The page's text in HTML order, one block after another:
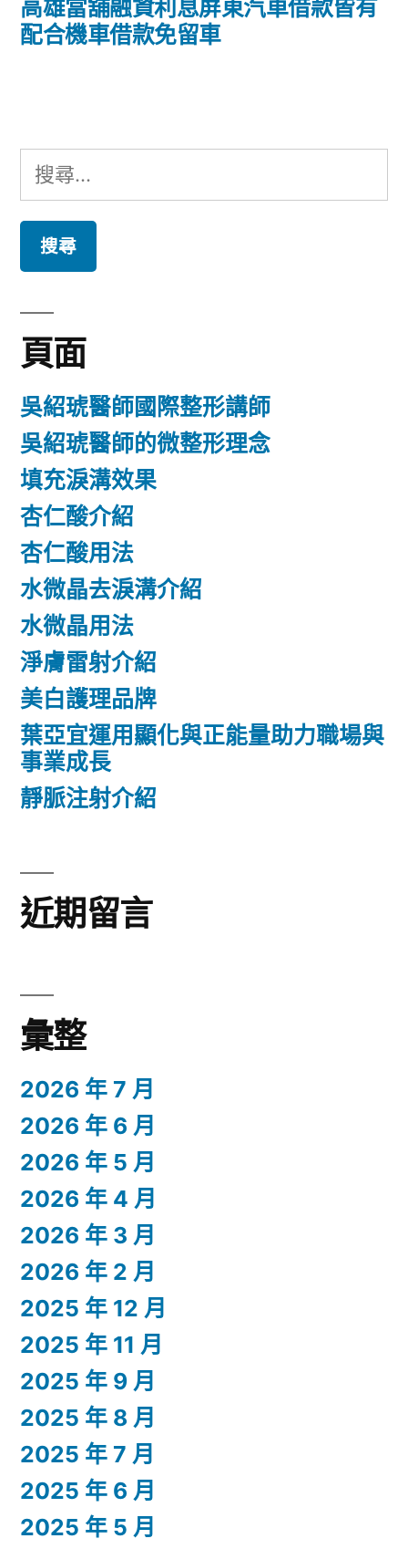
覽
一
篇
高雄當舖融資利息屏東汽車借款皆有
配合機車借款免留車
搜
尋
鍵
字:
頁面
吳紹琥醫師國際整形講師
吳紹琥醫師的微整形理念
填充淚溝效果
杏仁酸介紹
杏仁酸用法
水微晶去淚溝介紹
水微晶用法
淨膚雷射介紹
美白護理品牌
葉亞宜運用顯化與正能量助力職場與
事業成長
靜脈注射介紹
近期留言
彙整
2026 年 7 月
2026 年 6 月
2026 年 5 月
2026 年 4 月
2026 年 3 月
2026 年 2 月
2025 年 12 月
2025 年 11 月
2025 年 9 月
2025 年 8 月
2025 年 7 月
2025 年 6 月
2025 年 5 月